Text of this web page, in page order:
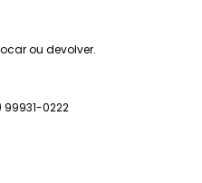
ou devolver.
0222